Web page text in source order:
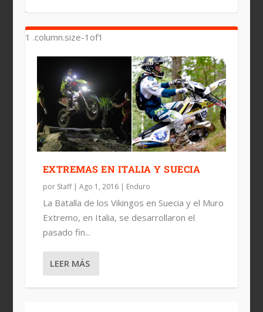
EXTREMAS EN ITALIA Y SUECIA
por Staff| Ago 1, 2016| Enduro
La Batalla de los Vikingos en Suecia y el Muro
Extremo, en Italia, se desarrollaron el
pasado fin...
LEER MÁS